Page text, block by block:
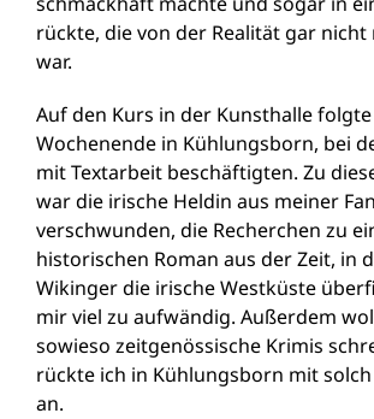
rückte, die von der Realität gar
war.
Auf den Kurs in der Kunsthalle
Wochenende in Kühlungsborn, bei
mit Textarbeit beschäftigten. Zu
war die irische Heldin aus meiner
verschwunden, die Recherchen zu
historischen Roman aus der Zeit, in
Wikinger die irische Westküste
mir viel zu aufwändig. Außerdem
sowieso zeitgenössische Krimis
rückte ich in Kühlungsborn mit
an.